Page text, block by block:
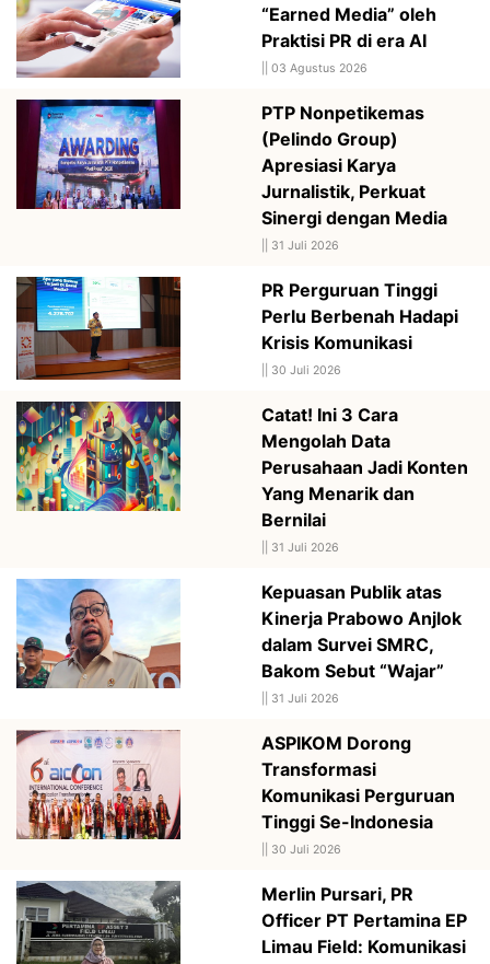
“Earned Media” oleh
Praktisi PR di era AI
03 Agustus 2026
PTP Nonpetikemas
(Pelindo Group)
Apresiasi Karya
Jurnalistik, Perkuat
Sinergi dengan Media
31 Juli 2026
PR Perguruan Tinggi
Perlu Berbenah Hadapi
Krisis Komunikasi
30 Juli 2026
Catat! Ini 3 Cara
Mengolah Data
Perusahaan Jadi Konten
Yang Menarik dan
Bernilai
31 Juli 2026
Kepuasan Publik atas
Kinerja Prabowo Anjlok
dalam Survei SMRC,
Bakom Sebut “Wajar”
31 Juli 2026
ASPIKOM Dorong
Transformasi
Komunikasi Perguruan
Tinggi Se-Indonesia
30 Juli 2026
Merlin Pursari, PR
Officer PT Pertamina EP
Limau Field: Komunikasi